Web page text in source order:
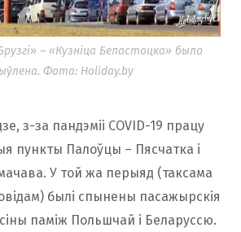
– «Кузніца Беластоцка» было
Фота: Holiday.by
з-за пандэміі COVID-19 працу
пункты Палоўцы – Пясчатка і
У той жа перыяд (таксама
былі спынены пасажырскія
паміж Польшчай і Беларуссю.